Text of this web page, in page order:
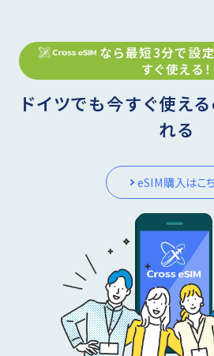
なら最短3分で設定
すぐ使える！
ドイツでも今すぐ使え
れる
eSIM購入はこ